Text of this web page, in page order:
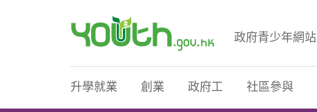
政府青少年網站
升學就業 創業 政府工 社區參與